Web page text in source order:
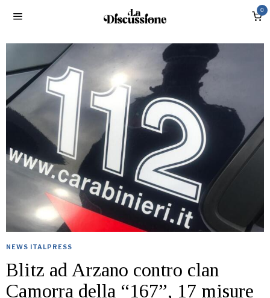
0
NEWS ITALPRESS
Blitz ad Arzano contro clan
Camorra della “167”, 17 misure